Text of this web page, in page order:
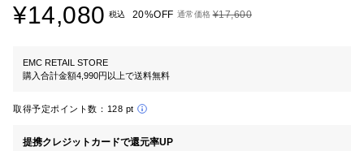
¥14,080 税込 20%OFF 通常価格 ¥17,600
EMC RETAIL STORE
購入合計金額4,990円以上で送料無料
取得予定ポイント数： 128 pt
提携クレジットカードで還元率UP